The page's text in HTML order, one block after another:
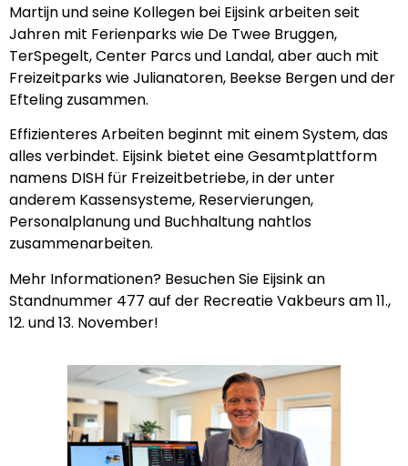
Martijn und seine Kollegen bei Eijsink arbeiten seit
Jahren mit Ferienparks wie De Twee Bruggen,
TerSpegelt, Center Parcs und Landal, aber auch mit
Freizeitparks wie Julianatoren, Beekse Bergen und der
Efteling zusammen.
Effizienteres Arbeiten beginnt mit einem System, das
alles verbindet. Eijsink bietet eine Gesamtplattform
namens DISH für Freizeitbetriebe, in der unter
anderem Kassensysteme, Reservierungen,
Personalplanung und Buchhaltung nahtlos
zusammenarbeiten.
Mehr Informationen? Besuchen Sie Eijsink an
Standnummer 477 auf der Recreatie Vakbeurs am 11.,
12. und 13. November!